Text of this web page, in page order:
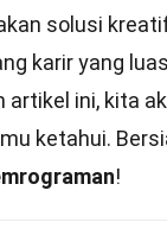
solusi
karir yang
artikel ini, kita
ketahui.
!